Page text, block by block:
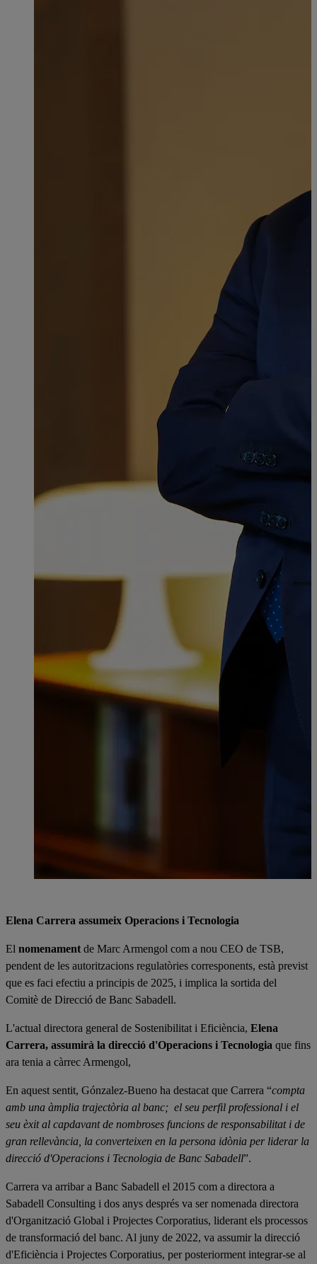
Elena Carrera assumeix Operacions i Tecnologia
El nomenament de Marc Armengol com a nou CEO de TSB,
pendent de les autoritzacions regulatòries corresponents, està previst
que es faci efectiu a principis de 2025, i implica la sortida del
Comitè de Direcció de Banc Sabadell.
L'actual directora general de Sostenibilitat i Eficiència, Elena
Carrera, assumirà la direcció d'Operacions i Tecnologia que fins
ara tenia a càrrec Armengol,
En aquest sentit, Gónzalez-Bueno ha destacat que Carrera “compta
amb una àmplia trajectòria al banc; el seu perfil professional i el
seu èxit al capdavant de nombroses funcions de responsabilitat i de
gran rellevància, la converteixen en la persona idònia per liderar la
direcció d'Operacions i Tecnologia de Banc Sabadell”.
Carrera va arribar a Banc Sabadell el 2015 com a directora a
Sabadell Consulting i dos anys després va ser nomenada directora
d'Organització Global i Projectes Corporatius, liderant els processos
de transformació del banc. Al juny de 2022, va assumir la direcció
d'Eficiència i Projectes Corporatius, per posteriorment integrar-se al